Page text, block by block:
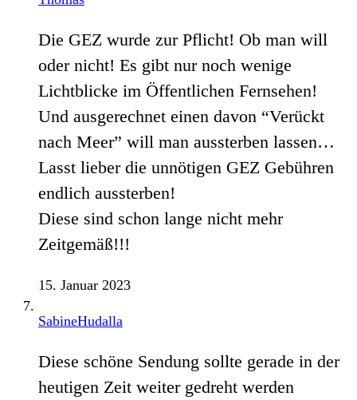
Die GEZ wurde zur Pflicht! Ob man will
oder nicht! Es gibt nur noch wenige
Lichtblicke im Öffentlichen Fernsehen!
Und ausgerechnet einen davon “Verückt
nach Meer” will man aussterben lassen…
Lasst lieber die unnötigen GEZ Gebühren
endlich aussterben!
Diese sind schon lange nicht mehr
Zeitgemäß!!!
15. Januar 2023
SabineHudalla
Diese schöne Sendung sollte gerade in der
heutigen Zeit weiter gedreht werden